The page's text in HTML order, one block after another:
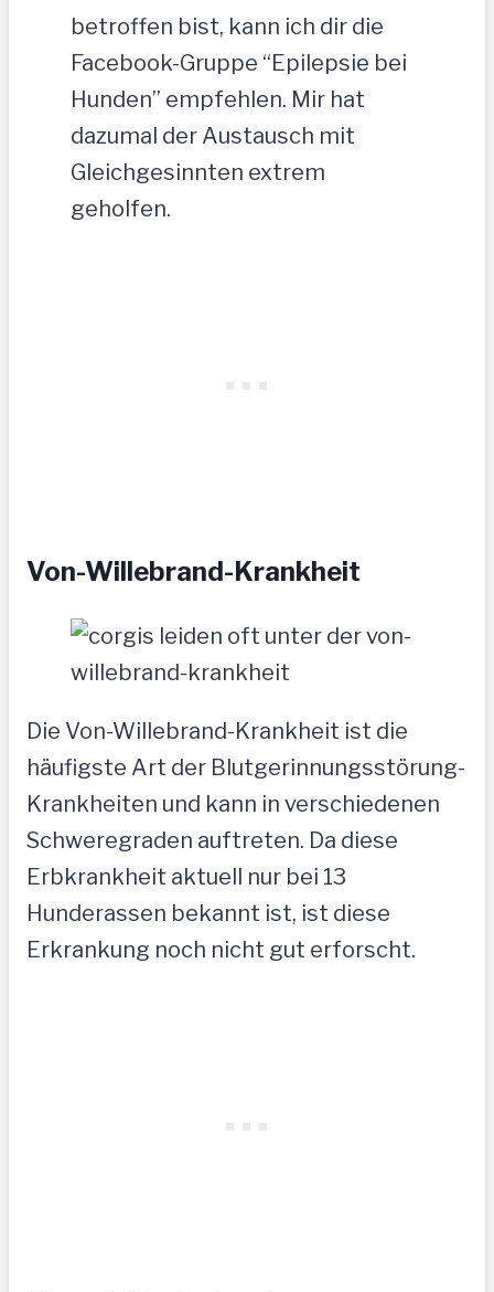
betroffen bist, kann ich dir die
Facebook-Gruppe “Epilepsie bei
Hunden” empfehlen. Mir hat
dazumal der Austausch mit
Gleichgesinnten extrem
geholfen.
Von-Willebrand-Krankheit
Die Von-Willebrand-Krankheit ist die
häufigste Art der Blutgerinnungsstörung-
Krankheiten und kann in verschiedenen
Schweregraden auftreten. Da diese
Erbkrankheit aktuell nur bei 13
Hunderassen bekannt ist, ist diese
Erkrankung noch nicht gut erforscht.